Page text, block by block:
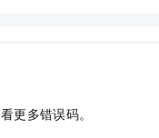
更多错误码。